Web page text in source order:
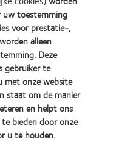
uw toestemming
voor prestatie-,
alleen
Deze
gebruiker te
met onze website
staat om de manier
en helpt ons
bieden door onze
u te houden.